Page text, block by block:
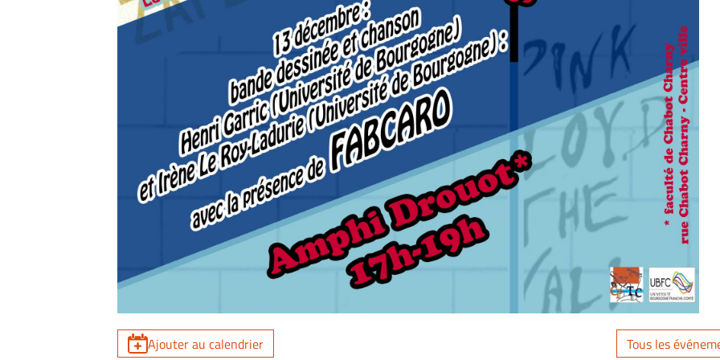
Ajouter au calendrier Tous les